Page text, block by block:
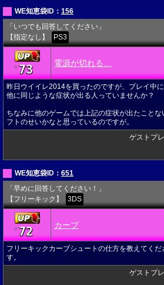
WE知恵袋ID： 156
「いつでも回答してください」
【指定なし】
PS3
★73 電源が切れる…
昨日ウイイレ2014を買ったのですが、プレイ中
他に同じような症状が出る人っていませんか？
ちなみに他のゲームでは上記の症状が出たこと
フトのせいかなと思っているのですが。
ゲストプ
WE知恵袋ID： 651
「早めに回答してください！」
【フリーキック】
3DS
★72 カーブ
フリーキックカーブシュートの仕方を教えてくだ
す。
ゲストプ